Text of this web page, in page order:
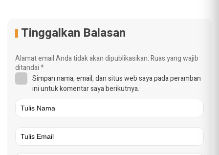
Tinggalkan Balasan
Alamat email Anda tidak akan dipublikasikan.Ruas yang wajib
ditandai*
Simpan nama, email, dan situs web saya pada peramban
ini untuk komentar saya berikutnya.